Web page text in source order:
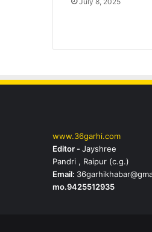
www.36garhi.com
Editor -Jayshree
Pandri , Raipur (c.g.)
Email:
mo.9425512935